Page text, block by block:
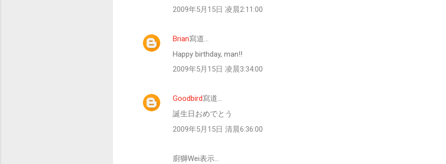
2009年5月15日 凌晨2:11:00
Brian寫道…
Happy birthday, man!!
2009年5月15日 凌晨3:34:00
Goodbird寫道…
誕生日おめでとう
2009年5月15日 清晨6:36:00
廚獅Wei表示…